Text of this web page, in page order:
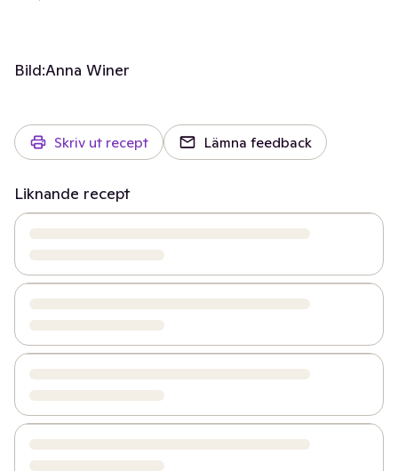
Bild:Anna Winer
Skriv ut recept Lämna feedback
Liknande recept